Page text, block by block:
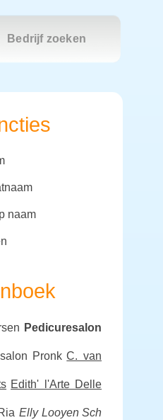
Bedrijf zoeken
naam
Pedicuresalon
Pronk C. van
Edith' l'Arte Delle
Elly Looyen Sch